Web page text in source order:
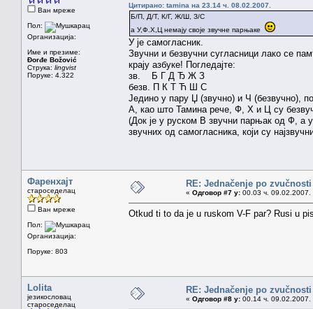
Ван мреже
Пол:
Организација:
Име и презиме:
Đorđe Božović
Струка: lingvist
Поруке: 4.322
Цитирано: tamina на 23.14 ч. 08.02.2007.
Б/П, Д/Т, К/Г, Ж/Ш, З/С
а У,Ф.Х,Ц немају своје звучне парњаке
У је самогласник.
Звучни и безвучни сугласници лако се
крају азбуке! Погледајте:
зв. Б Г Д Ђ Ж З
безв. П К Т Ћ Ш С
Једино у пару Џ (звучно) и Ч (безвучно),
А, као што Тамина рече, Ф, Х и Ц су
(Док је у руском В звучни парњак од Ф, а
звучних од самогласника, који су
Фаренхајт
староседелац
Ван мреже
Пол:
Организација:
Поруке: 803
RE: Jednačenje po zvučnosti
« Одговор #7 у: 00.03 ч. 09.02.2007.
Otkud ti to da je u ruskom V-F par? Rusi u
Lolita
језикословац
староседелац
RE: Jednačenje po zvučnosti
« Одговор #8 у: 00.14 ч. 09.02.2007.